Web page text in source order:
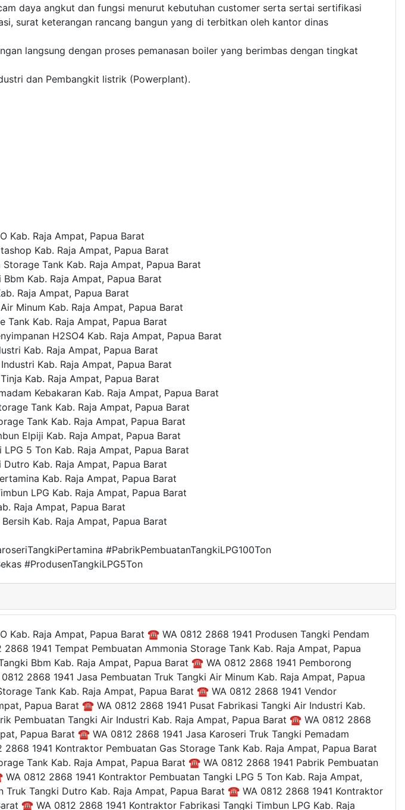
daya angkut dan fungsi menurut kebutuhan customer serta sertai sertifikasi
surat keterangan rancang bangun yang di terbitkan oleh kantor dinas
langsung dengan proses pemanasan boiler yang berimbas dengan tingkat
dan Pembangkit listrik (Powerplant).
Kab. Raja Ampat, Papua Barat
Kab. Raja Ampat, Papua Barat
Tank Kab. Raja Ampat, Papua Barat
Kab. Raja Ampat, Papua Barat
Raja Ampat, Papua Barat
Minum Kab. Raja Ampat, Papua Barat
Kab. Raja Ampat, Papua Barat
H2SO4 Kab. Raja Ampat, Papua Barat
Kab. Raja Ampat, Papua Barat
Kab. Raja Ampat, Papua Barat
Kab. Raja Ampat, Papua Barat
Kebakaran Kab. Raja Ampat, Papua Barat
Tank Kab. Raja Ampat, Papua Barat
Tank Kab. Raja Ampat, Papua Barat
Elpiji Kab. Raja Ampat, Papua Barat
5 Ton Kab. Raja Ampat, Papua Barat
Kab. Raja Ampat, Papua Barat
Kab. Raja Ampat, Papua Barat
LPG Kab. Raja Ampat, Papua Barat
Raja Ampat, Papua Barat
Kab. Raja Ampat, Papua Barat
#PabrikPembuatanTangkiLPG100Ton
#ProdusenTangkiLPG5Ton
Kab. Raja Ampat, Papua Barat ☎ WA 0812 2868 1941 Produsen Tangki Pendam
1941 Tempat Pembuatan Ammonia Storage Tank Kab. Raja Ampat, Papua
Bbm Kab. Raja Ampat, Papua Barat ☎ WA 0812 2868 1941 Pemborong
2868 1941 Jasa Pembuatan Truk Tangki Air Minum Kab. Raja Ampat, Papua
Tank Kab. Raja Ampat, Papua Barat ☎ WA 0812 2868 1941 Vendor
Papua Barat ☎ WA 0812 2868 1941 Pusat Fabrikasi Tangki Air Industri Kab.
Pembuatan Tangki Air Industri Kab. Raja Ampat, Papua Barat ☎ WA 0812 2868
Papua Barat ☎ WA 0812 2868 1941 Jasa Karoseri Truk Tangki Pemadam
1941 Kontraktor Pembuatan Gas Storage Tank Kab. Raja Ampat, Papua Barat
Tank Kab. Raja Ampat, Papua Barat ☎ WA 0812 2868 1941 Pabrik Pembuatan
0812 2868 1941 Kontraktor Pembuatan Tangki LPG 5 Ton Kab. Raja Ampat,
Tangki Dutro Kab. Raja Ampat, Papua Barat ☎ WA 0812 2868 1941 Kontraktor
☎ WA 0812 2868 1941 Kontraktor Fabrikasi Tangki Timbun LPG Kab. Raja